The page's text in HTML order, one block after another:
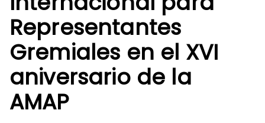
Representantes
Gremiales en el XVI
aniversario de la
AMAP